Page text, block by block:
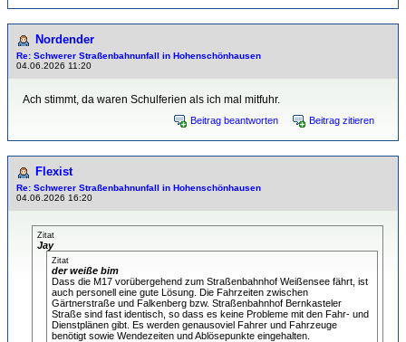
Nordender
Re: Schwerer Straßenbahnunfall in Hohenschönhausen
04.06.2026 11:20
Ach stimmt, da waren Schulferien als ich mal mitfuhr.
Beitrag beantworten Beitrag zitieren
Flexist
Re: Schwerer Straßenbahnunfall in Hohenschönhausen
04.06.2026 16:20
Zitat
Jay
Zitat
der weiße bim
Dass die M17 vorübergehend zum Straßenbahnhof Weißensee fährt, ist
auch personell eine gute Lösung. Die Fahrzeiten zwischen
Gärtnerstraße und Falkenberg bzw. Straßenbahnhof Bernkasteler
Straße sind fast identisch, so dass es keine Probleme mit den Fahr- und
Dienstplänen gibt. Es werden genausoviel Fahrer und Fahrzeuge
benötigt sowie Wendezeiten und Ablösepunkte eingehalten.